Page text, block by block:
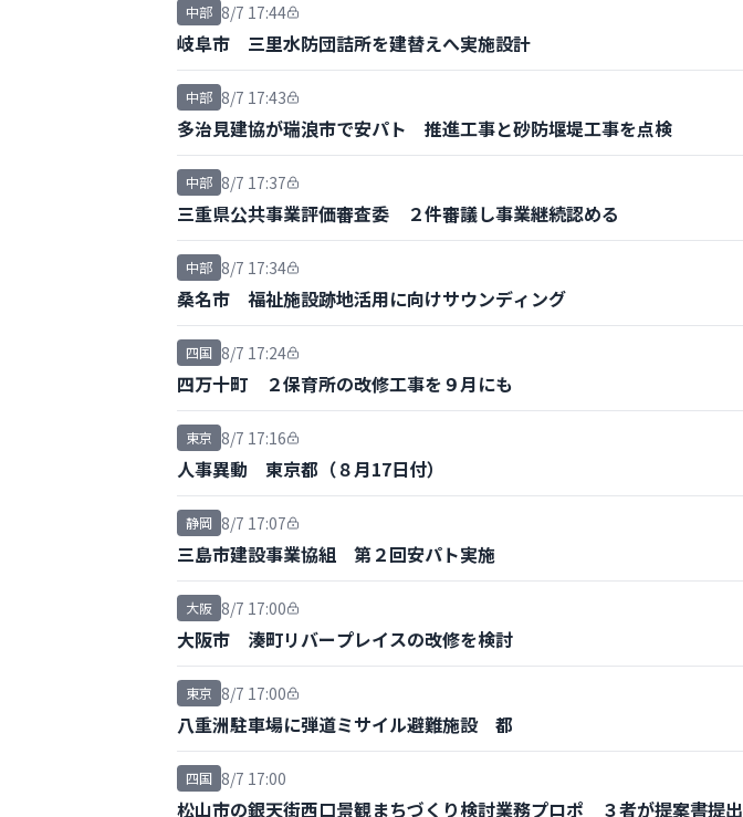
中部 8/7 17:44
岐阜市 三里水防団詰所を建替えへ実施設計
中部 8/7 17:43
多治見建協が瑞浪市で安パト 推進工事と砂防堰堤工事を点検
中部 8/7 17:37
三重県公共事業評価審査委 ２件審議し事業継続認める
中部 8/7 17:34
桑名市 福祉施設跡地活用に向けサウンディング
四国 8/7 17:24
四万十町 ２保育所の改修工事を９月にも
東京 8/7 17:16
人事異動 東京都（８月17日付）
静岡 8/7 17:07
三島市建設事業協組 第２回安パト実施
大阪 8/7 17:00
大阪市 湊町リバープレイスの改修を検討
東京 8/7 17:00
八重洲駐車場に弾道ミサイル避難施設 都
四国 8/7 17:00
松山市の銀天街西口景観まちづくり検討業務プロポ ３者が提案書提出